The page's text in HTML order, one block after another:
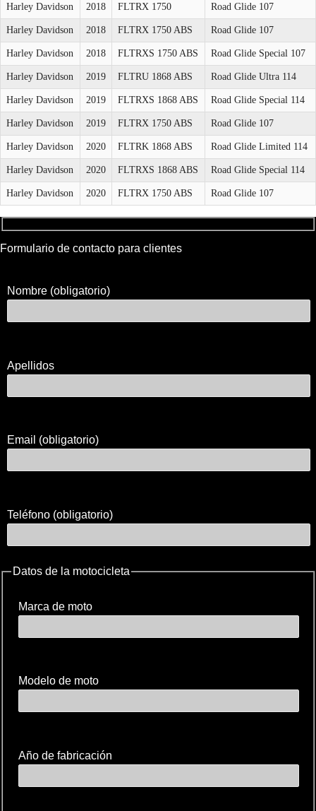
Harley Davidson 2018 FLTRX 1750 Road Glide 107
Harley Davidson 2018 FLTRX 1750 ABS Road Glide 107
Harley Davidson 2018 FLTRXS 1750 ABS Road Glide Special 107
Harley Davidson 2019 FLTRU 1868 ABS Road Glide Ultra 114
Harley Davidson 2019 FLTRXS 1868 ABS Road Glide Special 114
Harley Davidson 2019 FLTRX 1750 ABS Road Glide 107
Harley Davidson 2020 FLTRK 1868 ABS Road Glide Limited 114
Harley Davidson 2020 FLTRXS 1868 ABS Road Glide Special 114
Harley Davidson 2020 FLTRX 1750 ABS Road Glide 107
Formulario de contacto para clientes
Nombre (obligatorio)
Apellidos
Email (obligatorio)
Teléfono (obligatorio)
Datos de la motocicleta
Marca de moto
Modelo de moto
Año de fabricación